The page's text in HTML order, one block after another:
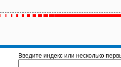
Введите индекс или несколько